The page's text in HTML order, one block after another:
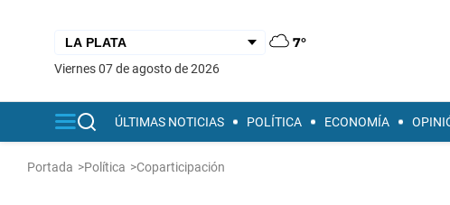
7°
viernes 07 de agosto de 2026
ÚLTIMAS NOTICIAS POLÍTICA ECONOMÍA
Portada >Política >Coparticipación